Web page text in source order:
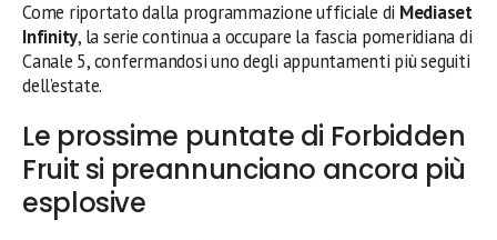
Come riportato dalla programmazione ufficiale di Mediaset
Infinity, la serie continua a occupare la fascia pomeridiana di
Canale 5, confermandosi uno degli appuntamenti più seguiti
dell’estate.
Le prossime puntate di Forbidden
Fruit si preannunciano ancora più
esplosive